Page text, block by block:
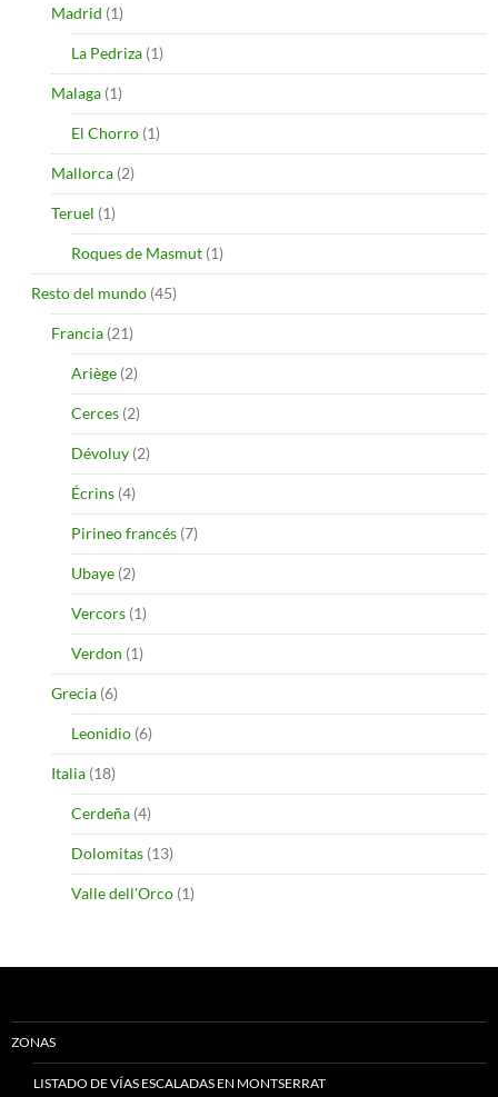
Madrid (1)
La Pedriza (1)
Malaga (1)
El Chorro (1)
Mallorca (2)
Teruel (1)
Roques de Masmut (1)
Resto del mundo (45)
Francia (21)
Ariège (2)
Cerces (2)
Dévoluy (2)
Écrins (4)
Pirineo francés (7)
Ubaye (2)
Vercors (1)
Verdon (1)
Grecia (6)
Leonidio (6)
Italia (18)
Cerdeña (4)
Dolomitas (13)
Valle dell'Orco (1)
ZONAS
LISTADO DE VÍAS ESCALADAS EN MONTSERRAT